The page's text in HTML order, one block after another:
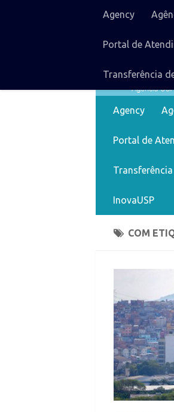
Agency
Portal de
Transferência
Agency
Portal de
InovaUSP
COM